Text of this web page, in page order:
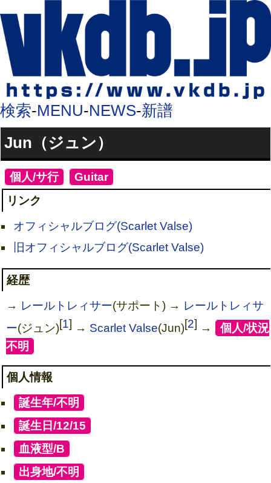
検索-MENU-NEWS-新譜
Jun（ジュン）
個人/サ行] Guitar]
リンク
オフィシャルブログ(Scarlet Valse)
旧オフィシャルブログ(Scarlet Valse)
経歴
→ レールトレィサー(サポート) → レールトレィサ
ー(ジュン)[1] → Scarlet Valse(Jun)[2] → [個人/状況
不明
個人情報
誕生年/不明
誕生日/12/15
血液型/B
出身地/不明